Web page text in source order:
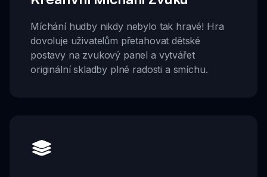
Míchání hudby nikdy nebylo tak hravé! Hra
dovoluje uživatelům přetahovat dětské
postavy na zvukový panel a vytvářet
originální skladby plné radosti a smíchu.